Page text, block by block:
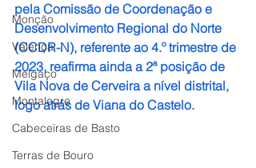
Monção
Valença
Melgaço
Montalegre
Cabeceiras de Basto
Terras de Bouro
pela Comissão de Coordenação e
Desenvolvimento Regional do Norte
(CCDR-N), referente ao 4.º trimestre de
2023, reafirma ainda a 2ª posição de
Vila Nova de Cerveira a nível distrital,
logo atrás de Viana do Castelo.